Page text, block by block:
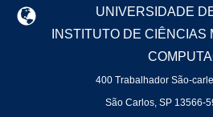
UNIVERSIDADE
INSTITUTO DE CIÊNCIAS
400 Trabalhador São-
São Carlos, SP 13566-